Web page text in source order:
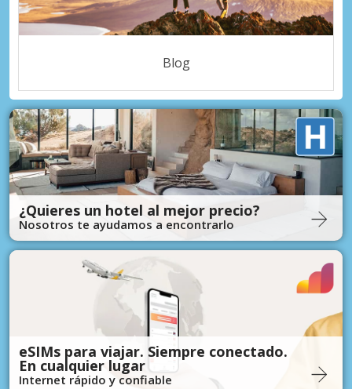
Blog
¿Quieres un hotel al mejor precio?
Nosotros te ayudamos a encontrarlo
eSIMs para viajar. Siempre conectado.
En cualquier lugar
Internet rápido y confiable